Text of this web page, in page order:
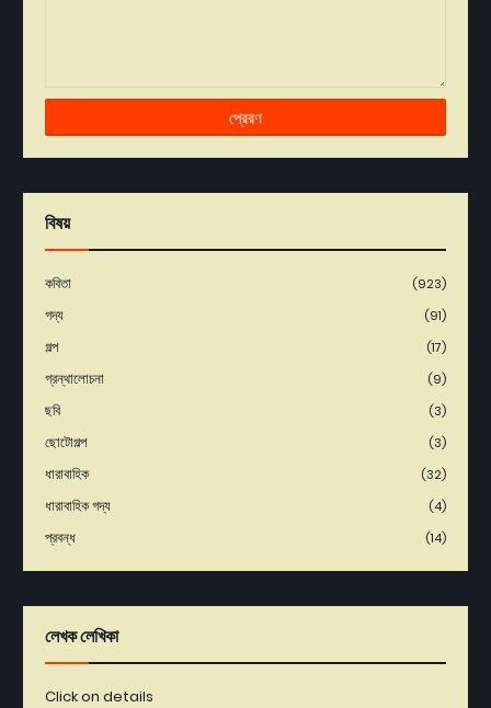
বিষয়
কবিতা (923)
গদ্য (91)
গল্প (17)
গ্রন্থালোচনা (9)
ছবি (3)
ছোটোগল্প (3)
ধারাবাহিক (32)
ধারাবাহিক গদ্য (4)
প্রবন্ধ (14)
লেখক লেখিকা
Click on details